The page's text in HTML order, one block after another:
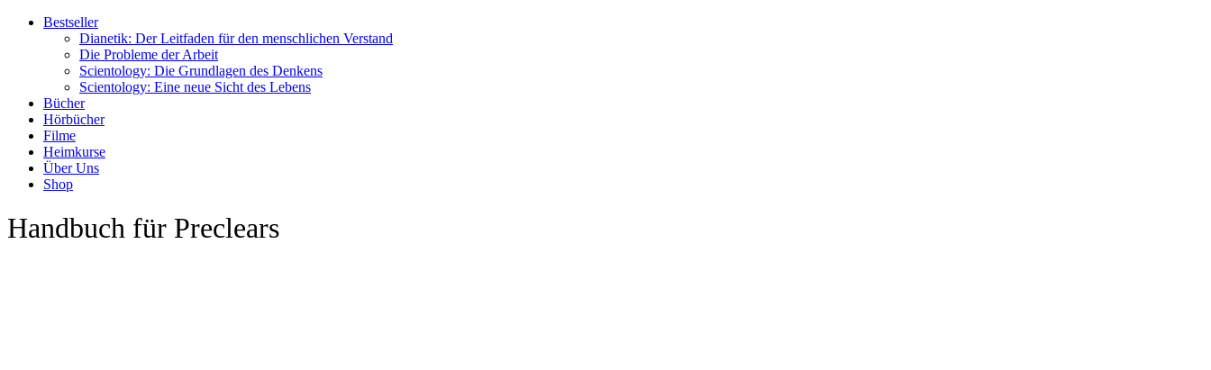
Bestseller
Dianetik: Der Leitfaden für den menschlichen Verstand
Die Probleme der Arbeit
Scientology: Die Grundlagen des Denkens
Scientology: Eine neue Sicht des Lebens
Bücher
Hörbücher
Filme
Heimkurse
Über Uns
Shop
Handbuch für Preclears